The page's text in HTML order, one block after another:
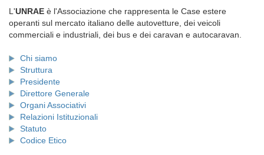
L'UNRAE è l'Associazione che rappresenta le Case estere
operanti sul mercato italiano delle autovetture, dei veicoli
commerciali e industriali, dei bus e dei caravan e autocaravan.
Chi siamo
Struttura
Presidente
Direttore Generale
Organi Associativi
Relazioni Istituzionali
Statuto
Codice Etico